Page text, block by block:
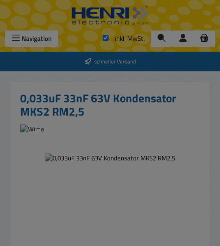
Zum Hauptinhalt springen
Navigation inkl. MwSt.
schneller Versand
0,033uF 33nF 63V Kondensator
MKS2 RM2,5
Bildergalerie überspringen